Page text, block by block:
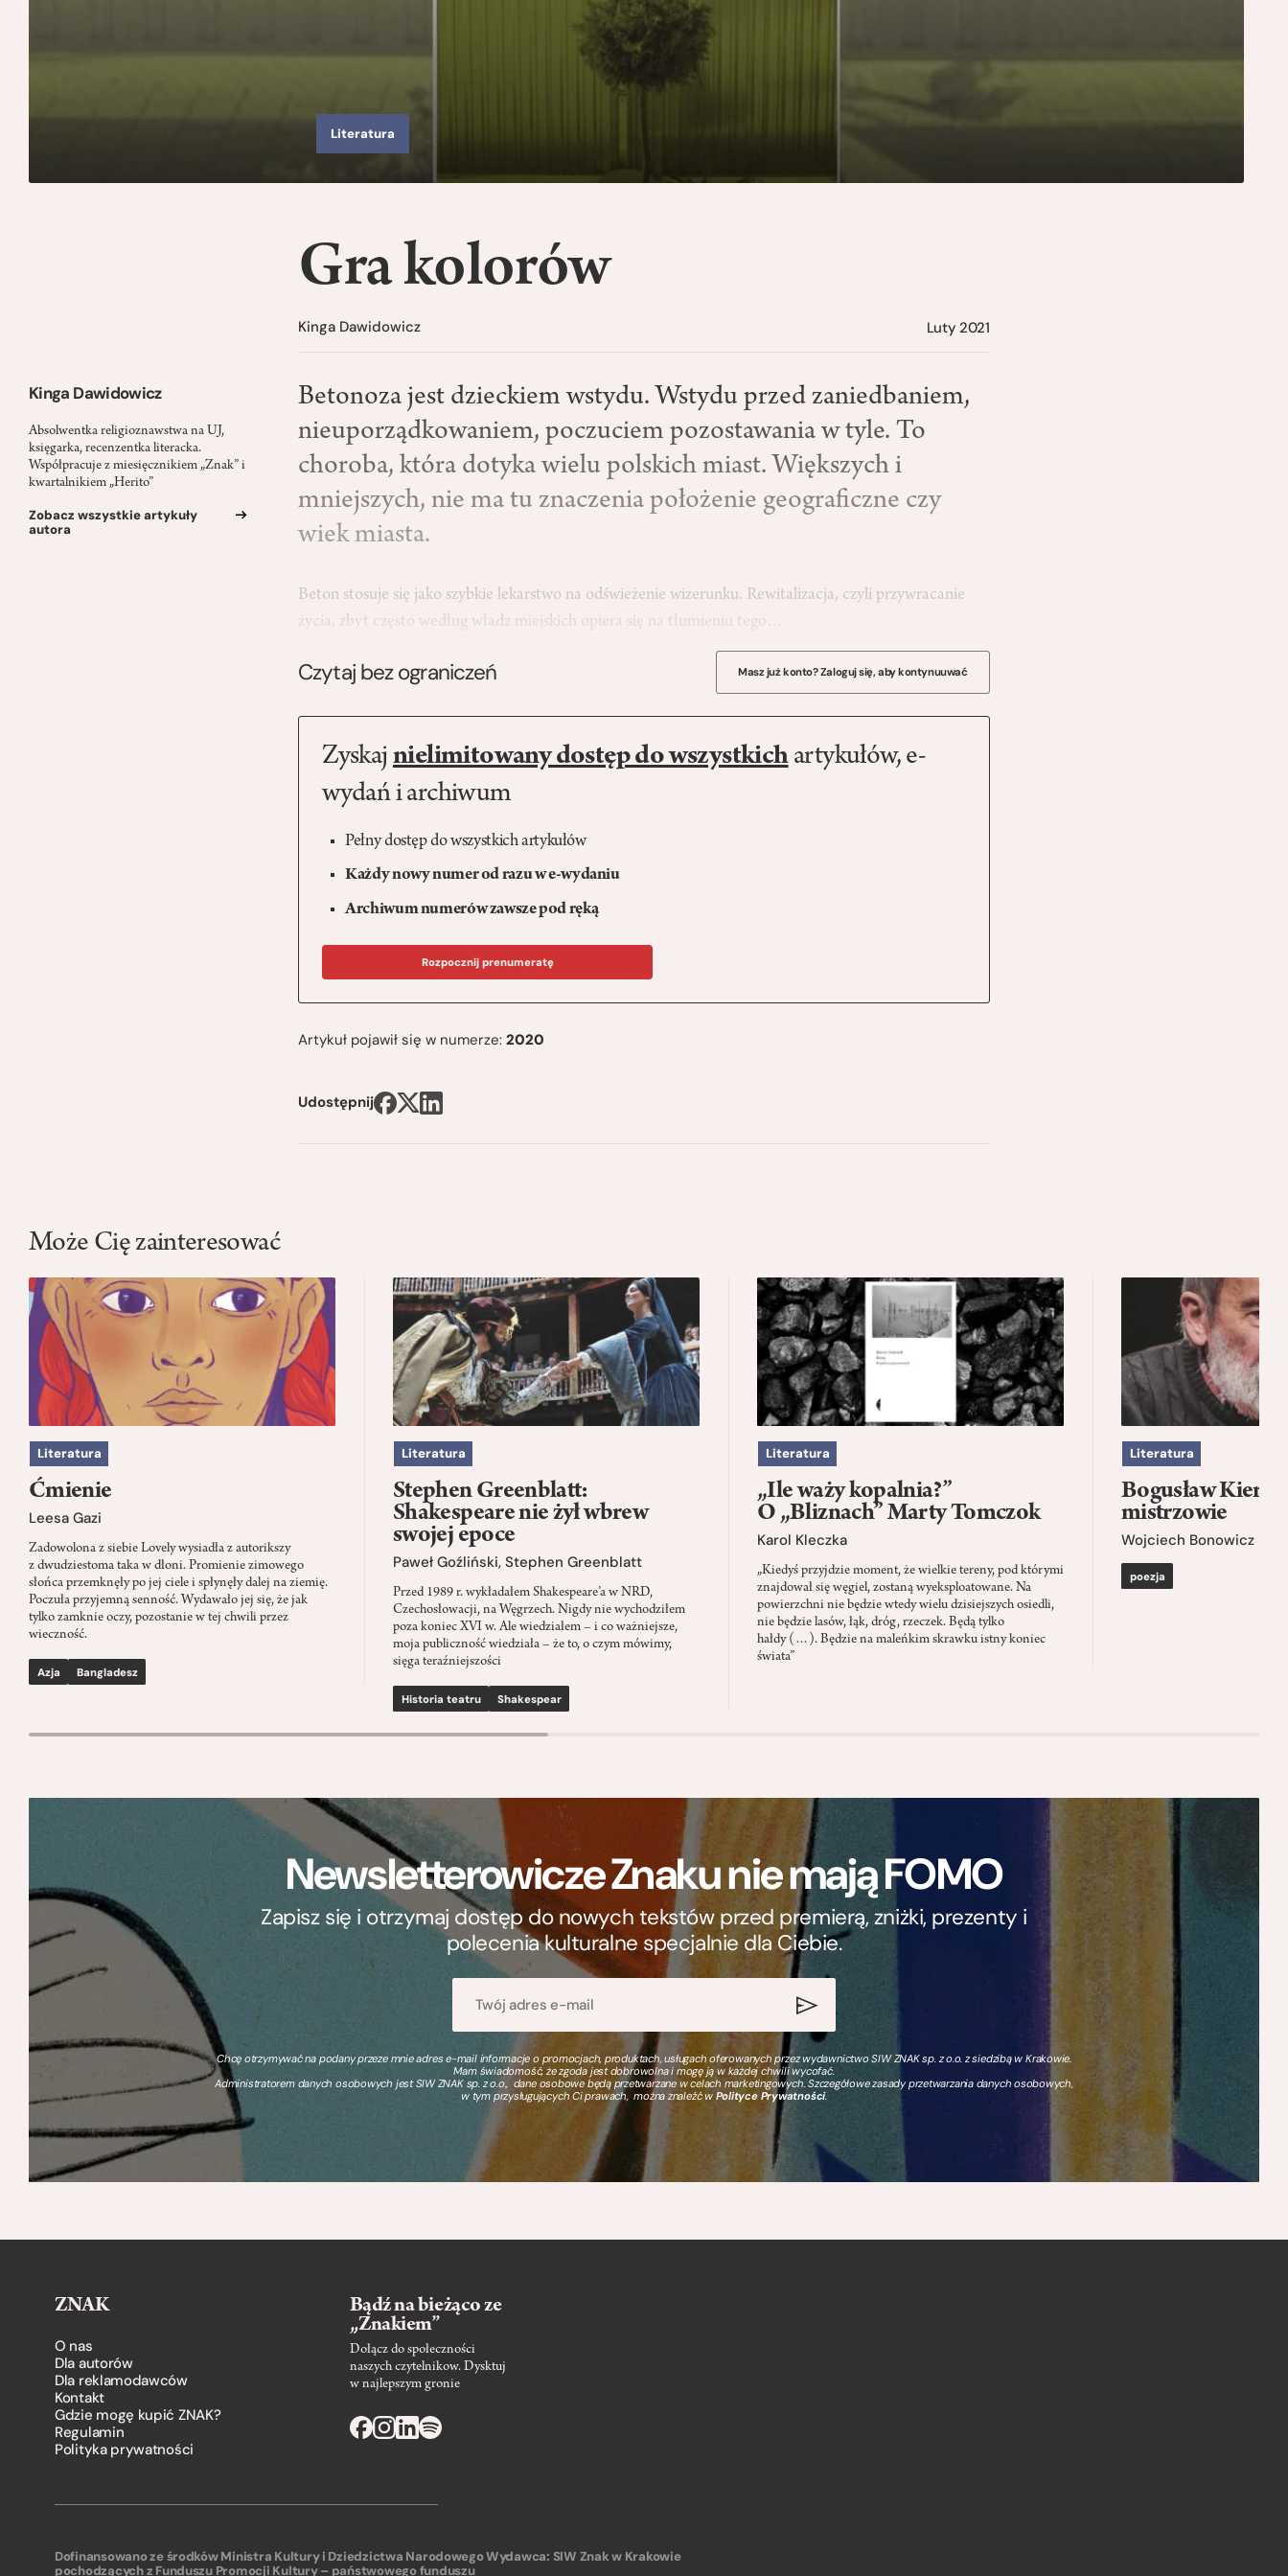
Literatura
Kinga Dawidowicz
Absolwentka religioznawstwa na UJ,
księgarka, recenzentka literacka.
Współpracuje z miesięcznikiem „Znak” i
kwartalnikiem „Herito”
Zobacz wszystkie artykuły
autora
Gra kolorów
Kinga Dawidowicz Luty 2021
Betonoza jest dzieckiem wstydu. Wstydu przed zaniedbaniem,
nieuporządkowaniem, poczuciem pozostawania w tyle. To
choroba, która dotyka wielu polskich miast. Większych i
mniejszych, nie ma tu znaczenia położenie geograficzne czy
wiek miasta.
Beton stosuje się jako szybkie lekarstwo na odświeżenie wizerunku. Rewitalizacja, czyli przywracanie
życia, zbyt często według władz miejskich opiera się na tłumieniu tego…
Czytaj bez ograniczeń Masz już konto? Zaloguj się, aby kontynuuwać
Zyskaj nielimitowany dostęp do wszystkichartykułów, e-
wydań i archiwum
Pełny dostęp do wszystkich artykułów
Każdy nowy numer od razu w e-wydaniu
Archiwum numerów zawsze pod ręką
Rozpocznij prenumeratę
Artykuł pojawił się w numerze:2020
Udostępnij
Może Cię zainteresować
Literatura
Ćmienie
Leesa Gazi
Zadowolona z siebie Lovely wysiadła z autorikszy
z dwudziestoma taka w dłoni. Promienie zimowego
słońca przemknęły po jej ciele i spłynęły dalej na ziemię.
Poczuła przyjemną senność. Wydawało jej się, że jak
tylko zamknie oczy, pozostanie w tej chwili przez
wieczność.
Azja Bangladesz
Literatura
Stephen Greenblatt:
Shakespeare nie żył wbrew
swojej epoce
Paweł Goźliński, Stephen Greenblatt
Przed 1989 r. wykładałem Shakespeare’a w NRD,
Czechosłowacji, na Węgrzech. Nigdy nie wychodziłem
poza koniec XVI w. Ale wiedziałem – i co ważniejsze,
moja publiczność wiedziała – że to, o czym mówimy,
sięga teraźniejszości
Historia teatru Shakespear
Literatura
„Ile waży kopalnia?”
O „Bliznach” Marty Tomczok
Karol Kleczka
„Kiedyś przyjdzie moment, że wielkie tereny, pod którymi
znajdował się węgiel, zostaną wyeksploatowane. Na
powierzchni nie będzie wtedy wielu dzisiejszych osiedli,
nie będzie lasów, łąk, dróg, rzeczek. Będą tylko
hałdy (…). Będzie na maleńkim skrawku istny koniec
świata”
Literatura
Bogusław Kierc
mistrzowie
Wojciech Bonowicz
poezja
Newsletterowicze Znaku nie mają FOMO
Zapisz się i otrzymaj dostęp do nowych tekstów przed premierą, zniżki, prezenty i
polecenia kulturalne specjalnie dla Ciebie.
Chcę otrzymywać na podany przeze mnie adres e-mail informacje o promocjach, produktach, usługach oferowanych przez wydawnictwo SIW ZNAK sp. z o.o. z siedzibą w Krakowie.
Mam świadomość, że zgoda jest dobrowolna i mogę ją w każdej chwili wycofać.
Administratorem danych osobowych jest SIW ZNAK sp. z o.o., dane osobowe będą przetwarzane w celach marketingowych. Szczegółowe zasady przetwarzania danych osobowych,
w tym przysługujących Ci prawach, można znaleźć wPolityce Prywatności.
ZNAK
O nas
Dla autorów
Dla reklamodawców
Kontakt
Gdzie mogę kupić ZNAK?
Regulamin
Polityka prywatności
Bądź na bieżąco ze
„Znakiem”
Dołącz do społeczności
naszych czytelnikow. Dysktuj
w najlepszym gronie
Dofinansowano ze środków Ministra Kultury i Dziedzictwa Narodowego
pochodzących z Funduszu Promocji Kultury – państwowego funduszu
Wydawca: SIW Znak w Krakowie